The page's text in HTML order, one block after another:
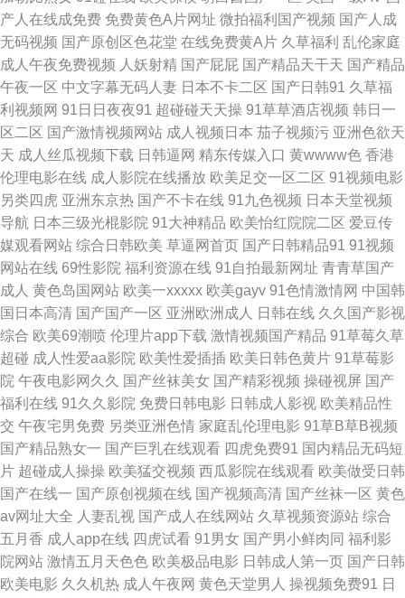
线 色悠悠五月桃花网 超碰夜夜撸视频 影视先锋高加勒比av 国产精品色约约
约约约 91公开超碰人人去8 久久性精品 亚洲精品国产精品国 www日韩激情
91性爰 欧美孕妇日P视频 超碰91久久在线 少妇无码一区二区 91热爆分类视
频 九草免费在线 91视频夫妻 老司机91福利在线 91草莓在线 国产日韩在 伊
人久久网站上 日韩系列AV 男人天堂AA 91免费在线破视频 国产人妻网站 91
处女在线 国产精品九九久久 亚洲首页福利一区二区 av老司机久久 亚洲色图
国产传媒 成人五区 日韩欧美Aⅴ综合网 91网站免費观看 午夜AV福利在线导
航 成人日韩在线不卡 深爱激请网站 91在线视频新网址 午夜蜜桃888不卡 福
利院av 午夜成人福利久久 操碰在线 在线观看AV福利网 国产精品精 香蕉视频
视频18 草草豆花社区 人妻东京热素人 吃瓜AV网 先锋影音aV中文字幕 福利
精品在线 丝瓜肏肏 超碰成人97 天天终合网天天 91综合网 欧美日韩大陆成人
91精选变态直播 四虎综合色网 91资源视频在线观看 男人天堂第一页 91次元
免费视频 女同网站 91海角原创 久久9久久 91白虎网站在线观看 人人超碰69
产人在线成免费 免费黄色A片网址 微拍福利国产视频 国产人成
无码视频 国产原创区色花堂 在线免费黄A片 久草福利 乱伦家庭
成人午夜免费视频 人妖射精 国产屁屁 国产精品天干天 国产精品
午夜一区 中文字幕无码人妻 日本不卡二区 国产日韩91 久草福
利视频网 91日日夜夜91 超碰碰天天操 91草草酒店视频 韩日一
区二区 国产激情视频网站 成人视频日本 茄子视频污 亚洲色欲天
天 成人丝瓜视频下载 日韩逼网 精东传媒入口 黄wwww色 香港
伦理电影在线 成人影院在线播放 欧美足交一区二区 91视频电影
另类四虎 亚洲东京热 国产不卡在线 91九色视频 日本天堂视频
导航 日本三级光棍影院 91大神精品 欧美怡红院院二区 爱豆传
媒观看网站 综合日韩欧美 草逼网首页 国产日韩精品91 91视频
网站在线 69性影院 福利资源在线 91自拍最新网址 青青草国产
成人 黄色岛国网站 欧美一xxxxx 欧美gayv 91色情激情网 中国韩
国日本高清 国产国产一区 亚洲欧洲成人 日韩在线 久久国产影视
综合 欧美69潮喷 伦理片app下载 激情视频国产精品 91草莓久草
超碰 成人性爱aa影院 欧美性爱插插 欧美日韩色黄片 91草莓影
院 午夜电影网久久 国产丝袜美女 国产精彩视频 操碰视屏 国产
福利在线 91久久影院 免费日韩电影 日韩成人影视 欧美精品性
交 午夜宅男免费 另类亚洲色情 家庭乱伦理电影 91草B草B视频
国产精品熟女一 国产巨乳在线观看 四虎免费91 国内精品无码短
片 超碰成人操操 欧美猛交视频 西瓜影院在线观看 欧美做受日韩
国产在线一 国产原创视频在线 国产视频高清 国产丝袜一区 黄色
av网址大全 人妻乱视 国产成人在线网站 久草视频资源站 综合
五月香 成人app在线 四虎试看 91男女 国产男小鲜肉同 福利影
院网站 激情五月天色色 欧美极品电影 日韩成人第一页 国产日韩
欧美电影 久久机热 成人午夜网 黄色天堂男人 操视频免费91 日